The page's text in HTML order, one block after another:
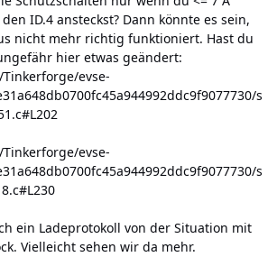
ID.4 ansteckst? Dann könnte es sein,
nicht mehr richtig funktioniert. Hast du
hier etwas geändert:
evse-
s
evse-
s
ein Ladeprotokoll von der Situation mit
Vielleicht sehen wir da mehr.